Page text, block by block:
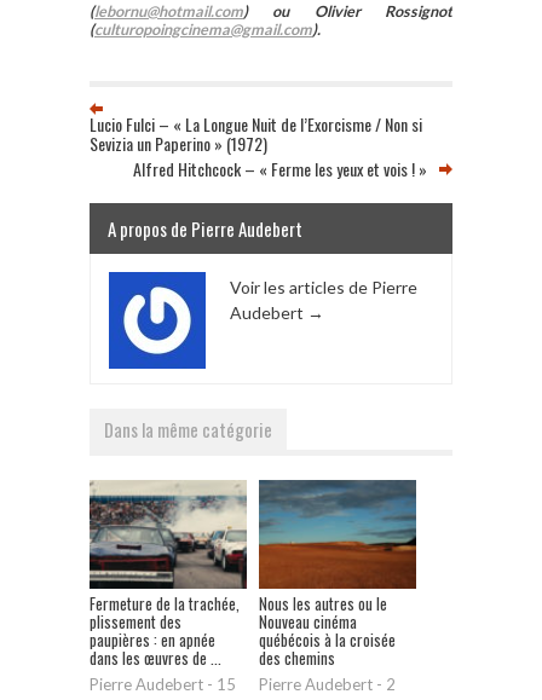
(lebornu@hotmail.com) ou Olivier Rossignot
(culturopoingcinema@gmail.com).
Lucio Fulci – « La Longue Nuit de l’Exorcisme / Non si
Sevizia un Paperino » (1972)
Alfred Hitchcock – « Ferme les yeux et vois ! »
A propos de Pierre Audebert
Voir les articles de Pierre
Audebert →
Dans la même catégorie
Fermeture de la trachée,
plissement des
paupières : en apnée
dans les œuvres de ...
Pierre Audebert - 15
Nous les autres ou le
Nouveau cinéma
québécois à la croisée
des chemins
Pierre Audebert - 2